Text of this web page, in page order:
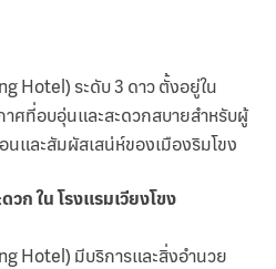
Hotel) ระดับ 3 ดาว ตั้งอยู่ใน
ศที่อบอุ่นและสะดวกสบายสำหรับผู้
นและสัมผัสเสน่ห์ของเมืองริมโขง
ก ใน โรงแรมเวียงโขง
Hotel) มีบริการและสิ่งอำนวย